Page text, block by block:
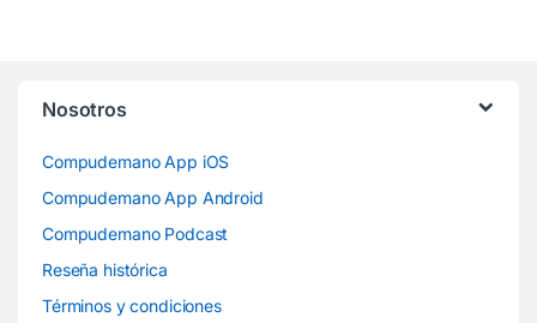
Nosotros
Compudemano App iOS
Compudemano App Android
Compudemano Podcast
Reseña histórica
Términos y condiciones